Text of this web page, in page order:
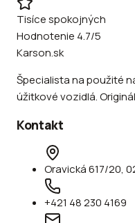
Tisíce spokojných
Hodnotenie 4.7/5
Karson.sk
Špecialista na použité
úžitkové vozidlá.
Kontakt
Oravická 617/20,
+421 48 230 4169